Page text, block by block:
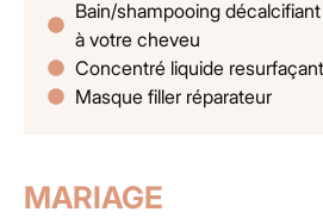
Bain/shampooing
à votre cheveu
Concentré liquide resurfaçant
Masque filler réparateur
MARIAGE